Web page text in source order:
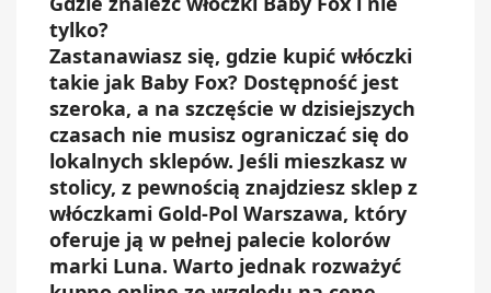
tylko?
Zastanawiasz się, gdzie kupić włóczki
takie jak Baby Fox? Dostępność jest
szeroka, a na szczęście w dzisiejszych
czasach nie musisz ograniczać się do
lokalnych sklepów. Jeśli mieszkasz w
stolicy, z pewnością znajdziesz sklep z
włóczkami Gold-Pol Warszawa, który
oferuje ją w pełnej palecie kolorów
marki Luna. Warto jednak rozważyć